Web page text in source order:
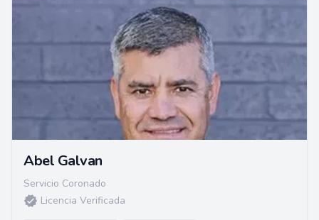
Abel Galvan
Servicio Coronado
Licencia Verificada